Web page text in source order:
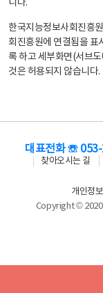
니다.
한국지능정보사회진흥
회진흥원에 연결됨을 표
록 하고 세부화면(서브
것은 허용되지 않습니다.
대표전화 ☏
찾아오시는 길
개인정
Copyright © 2020